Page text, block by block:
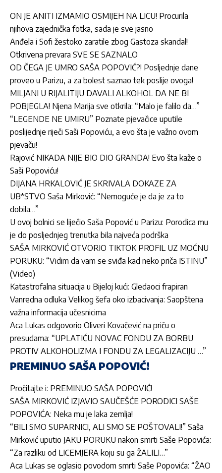
ON JE ANITI IZMAMIO OSMIJEH NA LICU! Procurila
njihova zajednička fotka, sada je sve jasno
Anđela i Sofi žestoko zaratile zbog Gastoza skandal!
Otkrivena prevara SVE SE SAZNALO
OD ČEGA JE UMRO SAŠA POPOVIĆ?! Posljednje dane
proveo u Parizu, a za bolest saznao tek poslije ovoga!
MILJANI U RIJALITIJU DAVALI ALKOHOL DA NE BI
POBJEGLA! Njena Marija sve otkrila: “Malo je falilo da…”
“LEGENDE NE UMIRU” Poznate pjevačice uputile
poslijednje riječi Saši Popoviću, a evo šta je važno ovom
pjevaču!
Rajović NIKADA NIJE BIO DIO GRANDA! Evo šta kaže o
Saši Popoviću!
DIJANA HRKALOVIĆ JE SKRIVALA DOKAZE ZA
UB*STVO Saša Mirković: “Nemoguće je da je za to
dobila…”
U ovoj bolnici se liječio Saša Popović u Parizu: Porodica mu
je do posljednjeg trenutka bila najveća podrška
SAŠA MIRKOVIĆ OTVORIO TIKTOK PROFIL UZ MOĆNU
PORUKU: “Vidim da vam se sviđa kad neko priča ISTINU”
(Video)
Katastrofalna situacija u Bijeloj kući: Gledaoci frapiran
Vanredna odluka Velikog šefa oko izbacivanja: Saopštena
važna informacija učesnicima
Aca Lukas odgovorio Oliveri Kovačević na priču o
presudama: “UPLATIĆU NOVAC FONDU ZA BORBU
PROTIV ALKOHOLIZMA I FONDU ZA LEGALIZACIJU …”
PREMINUO SAŠA POPOVIĆ!
Pročitajte i: PREMINUO SAŠA POPOVIĆ!
SAŠA MIRKOVIĆ IZJAVIO SAUČEŠĆE PORODICI SAŠE
POPOVIĆA: Neka mu je laka zemlja!
“BILI SMO SUPARNICI, ALI SMO SE POŠTOVALI!” Saša
Mirković uputio JAKU PORUKU nakon smrti Saše Popovića:
“Za razliku od LICEMJERA koju su ga ŽALILI…”
Aca Lukas se oglasio povodom smrti Saše Popovića: “ŽAO